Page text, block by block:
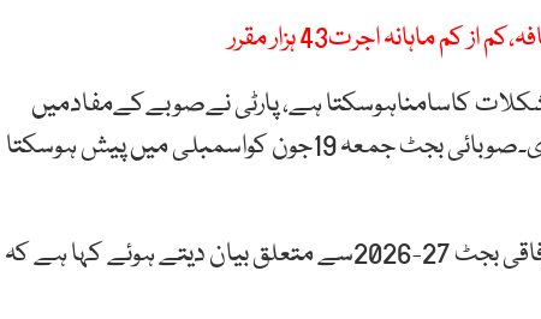
کاسامناہوسکتا ہے، پارٹی نےصوبےکےمفادمیں
وزیراعلیٰ کوپورےسال کابجٹ پیش کرنےکی تجویز دیدی۔صوبائی بجٹ جمعہ 19جون کواسمبلی میں پیش ہوسکتا
دوسری جانب مشیر خزانہ خیبرپختونخوا مزمل اسلم نے وفاقی بجٹ 27-2026سے متعلق بیان دیتے ہوئے کہا ہے کہ